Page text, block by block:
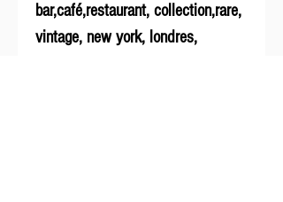
bar,café,restaurant, collection,rare,
vintage, new york, londres,